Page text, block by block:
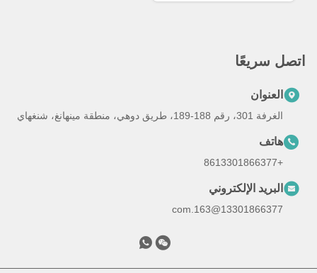
اتصل سريعًا
العنوان
الغرفة 301، رقم 188-189، طريق دوهي، منطقة مينهانغ، شنغهاي
هاتف
+8613301866377
البريد الإلكتروني
13301866377@163.com